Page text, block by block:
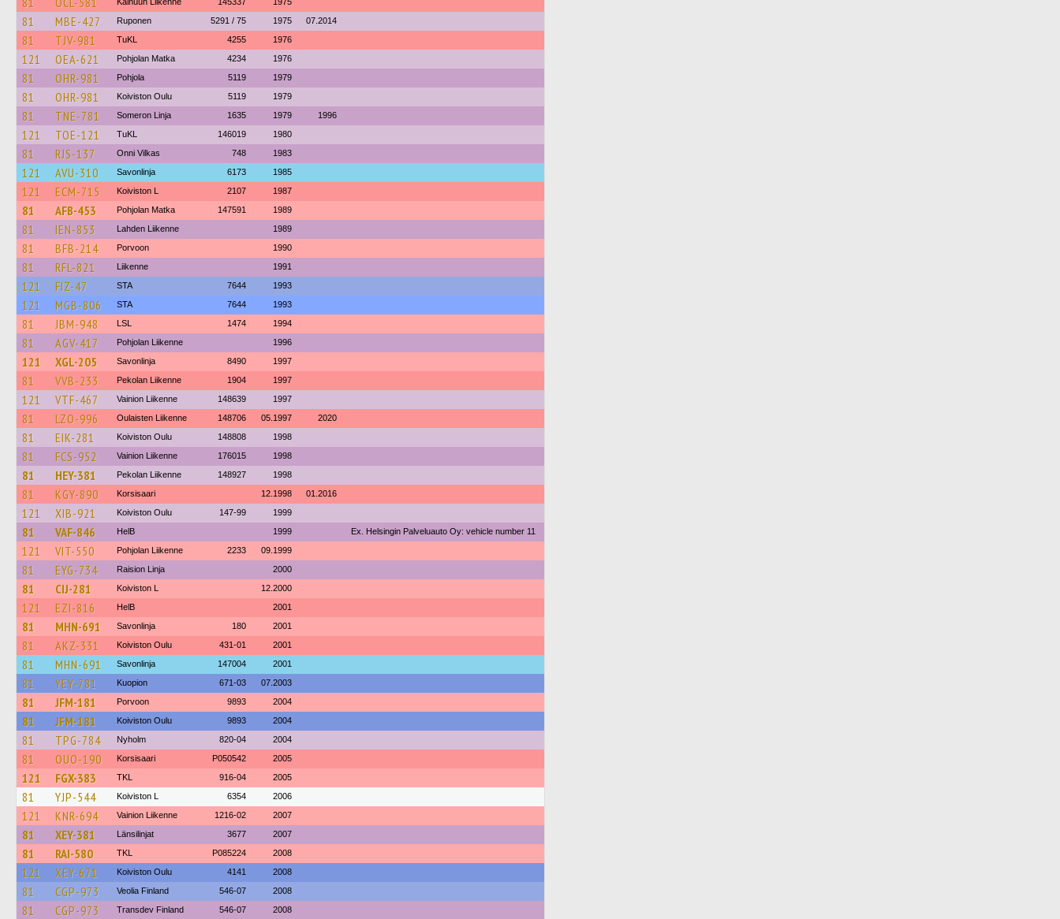
81 MBE-427 Ruponen 5291 / 75 1975 07.2014
81 TJV-981 TuKL 4255 1976
121 OEA-621 Pohjolan Matka 4234 1976
81 OHR-981 Pohjola 5119 1979
81 OHR-981 Koiviston Oulu 5119 1979
81 TNE-781 Someron Linja 1635 1979 1996
121 TOE-121 TuKL 146019 1980
81 RJS-137 Onni Vilkas 748 1983
121 AVU-310 Savonlinja 6173 1985
121 ECM-715 Koiviston L 2107 1987
81 AFB-453 Pohjolan Matka 147591 1989
81 IEN-853 Lahden Liikenne 1989
81 BFB-214 Porvoon 1990
81 RFL-821 Liikenne 1991
121 FIZ-47 STA 7644 1993
121 MGB-806 STA 7644 1993
81 JBM-948 LSL 1474 1994
81 AGV-417 Pohjolan Liikenne 1996
121 XGL-205 Savonlinja 8490 1997
81 VVB-233 Pekolan Liikenne 1904 1997
121 VTF-467 Vainion Liikenne 148639 1997
81 LZO-996 Oulaisten Liikenne 148706 05.1997 2020
81 EIK-281 Koiviston Oulu 148808 1998
81 FCS-952 Vainion Liikenne 176015 1998
81 HEY-381 Pekolan Liikenne 148927 1998
81 KGY-890 Korsisaari 12.1998 01.2016
121 XIB-921 Koiviston Oulu 147-99 1999
81 VAF-846 HelB 1999 Ex. Helsingin Palveluauto Oy: vehicle number 11
121 VIT-550 Pohjolan Liikenne 2233 09.1999
81 EYG-734 Raision Linja 2000
81 CIJ-281 Koiviston L 12.2000
121 EZI-816 HelB 2001
81 MHN-691 Savonlinja 180 2001
81 AKZ-331 Koiviston Oulu 431-01 2001
81 MHN-691 Savonlinja 147004 2001
81 YEY-781 Kuopion 671-03 07.2003
81 JFM-181 Porvoon 9893 2004
81 JFM-181 Koiviston Oulu 9893 2004
81 TPG-784 Nyholm 820-04 2004
81 OUO-190 Korsisaari P050542 2005
121 FGX-383 TKL 916-04 2005
81 YJP-544 Koiviston L 6354 2006
121 KNR-694 Vainion Liikenne 1216-02 2007
81 XEY-381 Länsilinjat 3677 2007
81 RAI-580 TKL P085224 2008
121 XEY-671 Koiviston Oulu 4141 2008
81 CGP-973 Veolia Finland 546-07 2008
81 CGP-973 Transdev Finland 546-07 2008